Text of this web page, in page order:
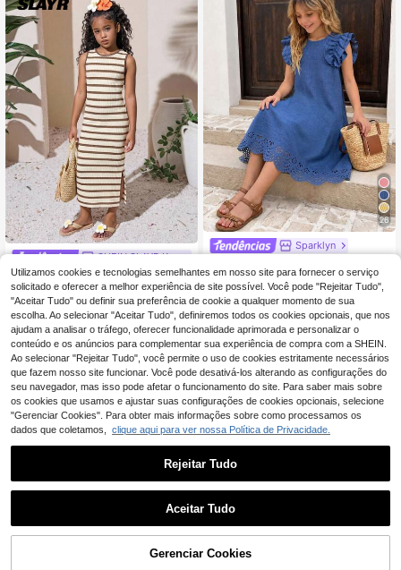
u festas na primavera/verão.
SHEIN SLAYR KIDS
EU Warehouse Vestido midi listrado b
ege e branco com fenda lateral par
a meninas pré-adolescentes, ideal
para férias de verão, escola e passe
ios, perfeito para combinar com mã
es e filhas ou irmãs.
10,88€
26
Sparklyn
delicado para meninas pré-adolesc
entes, ideal para férias de primaver
a/verão na praia, com laço 3D, gola
redonda, sem mangas e babados na
s mangas curtas.
9,99€
ADICIONAR AO CARRINHO
Utilizamos cookies e tecnologias semelhantes em nosso site para fornecer o serviço
solicitado e oferecer a melhor experiência de site possível. Você pode "Rejeitar Tudo",
"Aceitar Tudo" ou definir sua preferência de cookie a qualquer momento de sua
escolha. Ao selecionar "Aceitar Tudo", definiremos todos os cookies opcionais, que nos
ajudam a analisar o tráfego, oferecer funcionalidade aprimorada e personalizar o
conteúdo e os anúncios para complementar sua experiência de compra com a SHEIN.
Ao selecionar "Rejeitar Tudo", você permite o uso de cookies estritamente necessários
que fazem nosso site funcionar. Você pode desativá-los alterando as configurações do
seu navegador, mas isso pode afetar o funcionamento do site. Para saber mais sobre
os cookies que usamos e ajustar suas configurações de cookies opcionais, selecione
"Gerenciar Cookies". Para obter mais informações sobre como processamos os
dados que coletamos, clique aqui para ver nossa Política de Privacidade.
Rejeitar Tudo
Aceitar Tudo
Gerenciar Cookies